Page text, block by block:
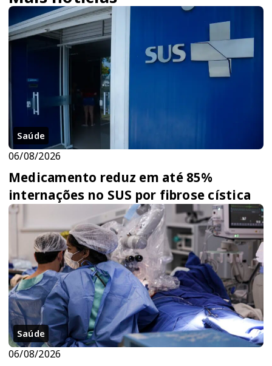
Saúde
06/08/2026
Medicamento reduz em até 85%
internações no SUS por fibrose cística
Saúde
06/08/2026